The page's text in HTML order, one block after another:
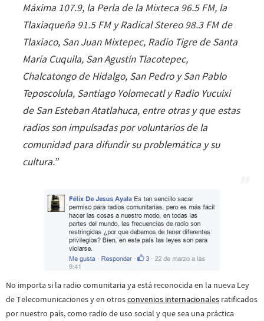
Máxima 107.9, la Perla de la Mixteca 96.5 FM, la
Tlaxiaqueña 91.5 FM y Radical Stereo 98.3 FM de
Tlaxiaco, San Juan Mixtepec, Radio Tigre de Santa
María Cuquila, San Agustín Tlacotepec,
Chalcatongo de Hidalgo, San Pedro y San Pablo
Teposcolula, Santiago Yolomecatl y Radio Yucuixi
de San Esteban Atatlahuca, entre otras y que estas
radios son impulsadas por voluntarios de la
comunidad para difundir su problemática y su
cultura.”
No importa si la radio comunitaria ya está reconocida en la nueva Ley
de Telecomunicaciones y en otrosconvenios internacionales ratificados
por nuestro país, como radio de uso social y que sea una práctica